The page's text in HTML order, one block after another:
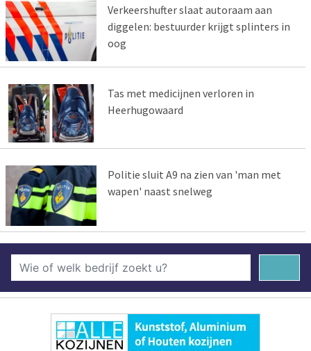
Verkeershufter slaat autoraam aan
diggelen: bestuurder krijgt splinters in
oog
Tas met medicijnen verloren in
Heerhugowaard
Politie sluit A9 na zien van 'man met
wapen' naast snelweg